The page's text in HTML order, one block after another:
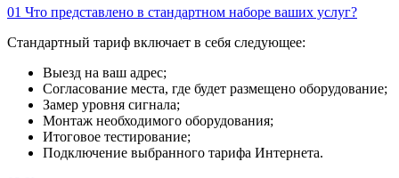
01 Что представлено в стандартном наборе ваших услуг?
Стандартный тариф включает в себя следующее:
Выезд на ваш адрес;
Согласование места, где будет размещено оборудование;
Замер уровня сигнала;
Монтаж необходимого оборудования;
Итоговое тестирование;
Подключение выбранного тарифа Интернета.